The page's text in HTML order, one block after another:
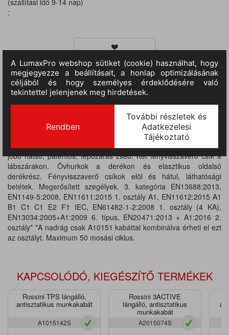
(szállítási idő 9-14 nap)
:
TERMÉKINFORMÁCIÓ
Alapanayag: 75% pamut, 24% poliészter, 1% antisztatikus szál,
anyagavastagság 270 g/m². Kontrasztos elemek anyaga: 75%
pamut, 24% poliészter, 1% antisztatikus szál, anyagavastagság
260 g/m². Munkanadrág elasztikus derékrésszel, cipzárral és
hagyományos gombbal záródó sliccel. Két belső elülső zseb, egy
jobb hátsó, patentos, tépőzáras zseb. Két fényvisszaverő csík a
lábszárakon. Övhurkok a derékon és elasztikus oldalsó
derékrész. Fényvisszaverő csíkok elöl és hátul, láthatósági
betétek. Megerősített szegélyek. 3. kategória EN13688:2013,
EN1149-5:2008, EN11611:2015 1. osztály A1, EN11612:2015 A1
B1 C1 C1 E2 F1 IEC, EN61482-1-2:2008 1. osztály (4 KA),
EN13034:2005+A1:2009 6. típus, EN20471:2013 + A1:2016 2.
osztály* *A nadrág csak A10151 kabáttal kombinálva érheti el ezt
az osztályt. Maximum 50 mosási ciklus.
KAPCSOLÓDÓ, KIEGÉSZÍTŐ TERMÉKEK
Rossini TPS lángálló,
antisztatikus munkakabát
A1015142S
Rossini 3ACTIVE
lángálló, antisztatikus
munkakabát
A2015074S